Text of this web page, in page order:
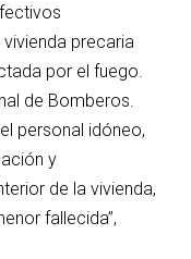
precaria
por el fuego.
de Bomberos.
personal idóneo,
y
de la vivienda,
fallecida”,